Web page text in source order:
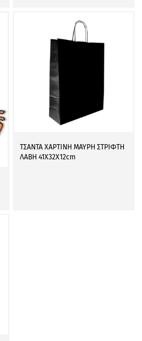
ΤΣΑΝΤΑ ΧΑΡΤΙΝΗ ΜΑΥΡΗ ΣΤΡΙΦΤΗ
ΛΑΒΗ 41Χ32Χ12cm